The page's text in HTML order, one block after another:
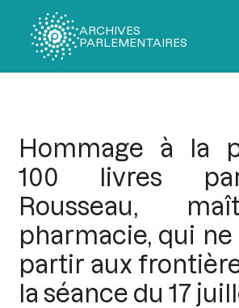
ARCHIVES
PARLEMENTAIRES
Hommage à la
100 livres
Rousseau,
pharmacie, qui
partir aux
la séance du 17